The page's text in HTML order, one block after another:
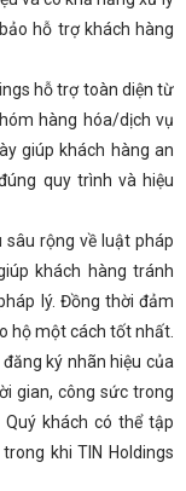
hỗ trợ khách hàng
hỗ trợ toàn diện từ
hàng hóa/dịch vụ
giúp khách hàng an
quy trình và hiệu
sâu rộng về luật pháp
khách hàng tránh
lý. Đồng thời đảm
hộ một cách tốt nhất.
ký nhãn hiệu của
gian, công sức trong
khách có thể tập
khi TIN Holdings